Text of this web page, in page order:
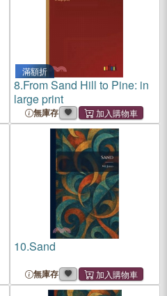
滿額折
8.From Sand Hill to Pine: in
large print
無庫存
10.Sand
無庫存